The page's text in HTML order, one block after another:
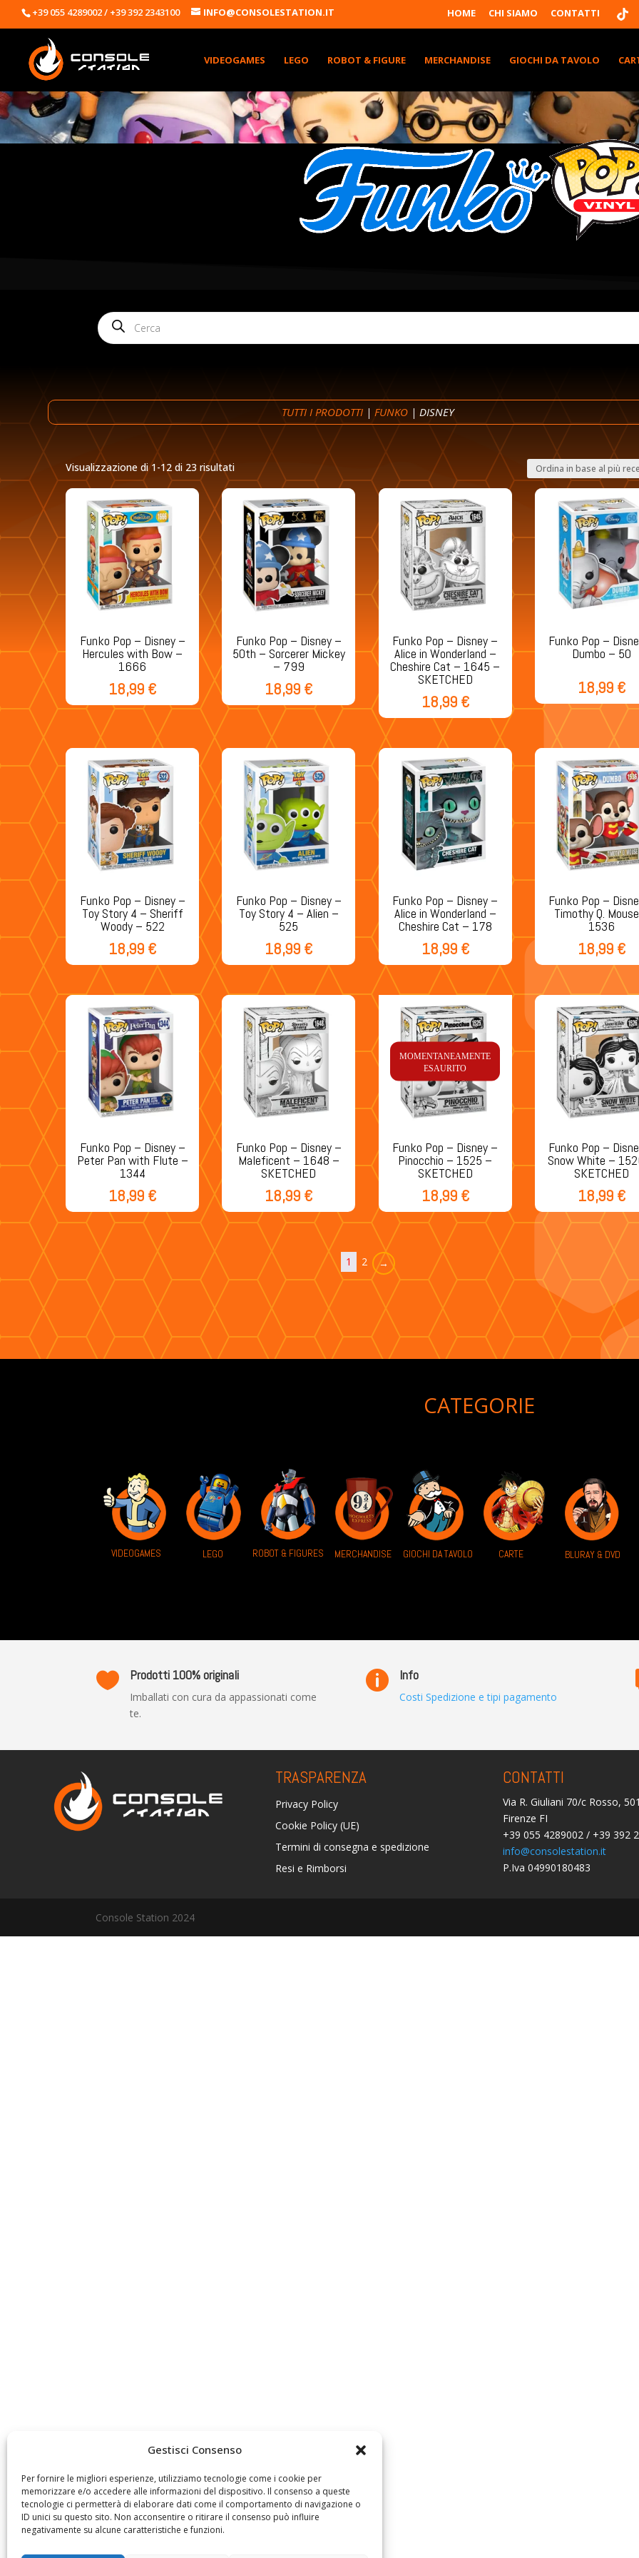
Gestisci Consenso
Per fornire le migliori esperienze, utilizziamo tecnologie come i cookie per
memorizzare e/o accedere alle informazioni del dispositivo. Il consenso a queste
tecnologie ci permetterà di elaborare dati come il comportamento di navigazione o
ID unici su questo sito. Non acconsentire o ritirare il consenso può influire
negativamente su alcune caratteristiche e funzioni.
+39 055 4289002 / +39 392 2343100 INFO@CONSOLESTATION.IT HOME CHI SIAMO CONTATTI
K
K
VIDEOGAMES LEGO ROBOT & FIGURE MERCHANDISE GIOCHI DA TAVOLO
Products
search
TUTTI I PRODOTTI | FUNKO | DISNEY
Visualizzazione di 1-12 di 23 risultatiOrdina
in
base
più
recente
Funko Pop – Disney –
Hercules with Bow –
1666
18,99 €
Funko Pop – Disney –
50th – Sorcerer Mickey
– 799
18,99 €
Funko Pop – Disney –
Alice in Wonderland –
Cheshire Cat – 1645 –
SKETCHED
18,99 €
Funko Pop –
Dumbo – 50
18,99 €
Funko Pop – Disney –
Toy Story 4 – Sheriff
Woody – 522
18,99 €
Funko Pop – Disney –
Toy Story 4 – Alien –
525
18,99 €
Funko Pop – Disney –
Alice in Wonderland –
Cheshire Cat – 178
18,99 €
Funko Pop –
Timothy Q.
1536
18,99 €
Funko Pop – Disney –
Peter Pan with Flute –
1344
18,99 €
Funko Pop – Disney –
Maleficent – 1648 –
SKETCHED
18,99 €
MOMENTANEAMENTE
ESAURITO
Funko Pop – Disney –
Pinocchio – 1525 –
SKETCHED
18,99 €
Funko Pop –
Snow White –
SKETCHED
18,99 €
1 2 →
CATEGORIE
VIDEOGAMES LEGO ROBOT & FIGURES MERCHANDISE GIOCHI DA TAVOLO CARTE BLURAY & DVD
 Prodotti 100% originali
Imballati con cura da appassionati come
te.
 Info
Costi Spedizione e tipi pagamento
TRASPARENZA
Privacy Policy
Cookie Policy (UE)
Termini di consegna e spedizione
Resi e Rimborsi
CONTATTI
Via R. Giuliani 70/c Rosso,
Firenze FI
+39 055 4289002 / +39 392
info@consolestation.it
P.Iva 04990180483
Console Station 2024